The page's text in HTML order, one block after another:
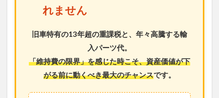
れません
旧車特有の13年超の重課税と、年々高騰する輸
入パーツ代。
「維持費の限界」を感じた時こそ、資産価値が下
がる前に動くべき最大のチャンスです。